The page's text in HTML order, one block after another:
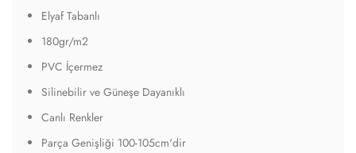
Elyaf Tabanlı
180gr/m2
PVC İçermez
Silinebilir ve Güneşe Dayanıklı
Canlı Renkler
Parça Genişliği 100-105cm'dir